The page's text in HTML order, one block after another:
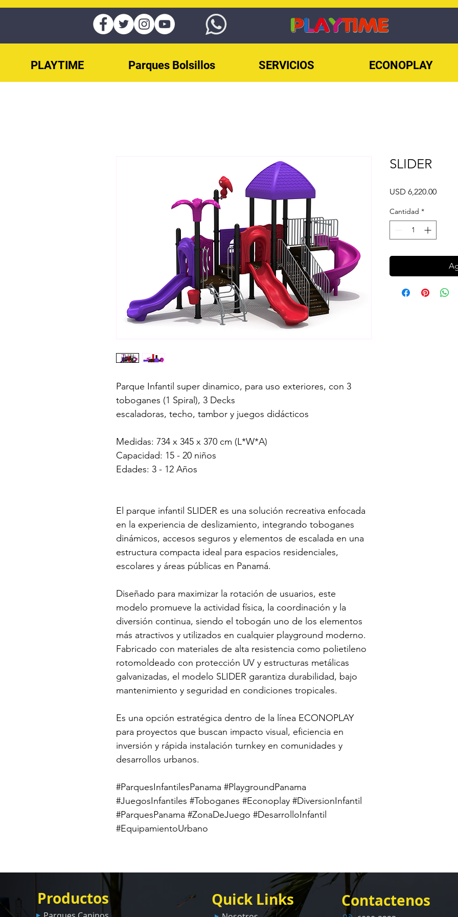
PLAYTIME Parques Bolsillos SERVICIOS ECONOPLAY
Parque Infantil super dinamico, para uso exteriores, con 3
toboganes (1 Spiral), 3 Decks
escaladoras, techo, tambor y juegos didácticos
Medidas: 734 x 345 x 370 cm (L*W*A)
Capacidad: 15 - 20 niños
Edades: 3 - 12 Años
El parque infantil SLIDER es una solución recreativa enfocada
en la experiencia de deslizamiento, integrando toboganes
dinámicos, accesos seguros y elementos de escalada en una
estructura compacta ideal para espacios residenciales,
escolares y áreas públicas en Panamá.
Diseñado para maximizar la rotación de usuarios, este
modelo promueve la actividad física, la coordinación y la
diversión continua, siendo el tobogán uno de los elementos
más atractivos y utilizados en cualquier playground moderno.
Fabricado con materiales de alta resistencia como polietileno
rotomoldeado con protección UV y estructuras metálicas
galvanizadas, el modelo SLIDER garantiza durabilidad, bajo
mantenimiento y seguridad en condiciones tropicales.
Es una opción estratégica dentro de la línea ECONOPLAY
para proyectos que buscan impacto visual, eficiencia en
inversión y rápida instalación turnkey en comunidades y
desarrollos urbanos.
#ParquesInfantilesPanama #PlaygroundPanama
#JuegosInfantiles #Toboganes #Econoplay #DiversionInfantil
#ParquesPanama #ZonaDeJuego #DesarrolloInfantil
#EquipamientoUrbano
SLIDER
USD 6,220.00Precio
Cantidad *
Productos Quick Links Contactenos